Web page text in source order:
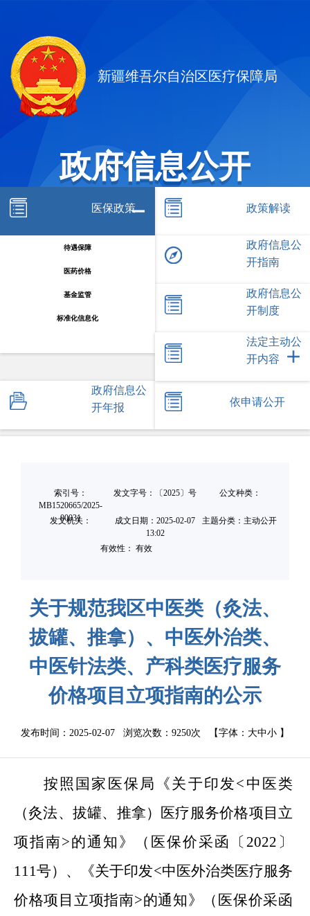
新疆维吾尔自治区医疗保障局
政府信息公开
医保政策
待遇保障
医药价格
基金监管
标准化信息化
政策解读
政府信息公
开指南
政府信息公
开制度
法定主动公
开内容
政府信息公
开年报
依申请公开
索引号：
MB1520665/2025-
00031
发文字号：〔2025〕号 公文种类：
发文机关： 成文日期： 2025-02-07
13:02
主题分类：主动公开
有效性： 有效
关于规范我区中医类（灸法、
拔罐、推拿）、中医外治类、
中医针法类、产科类医疗服务
价格项目立项指南的公示
发布时间：2025-02-07 浏览次数： 9250次 【字体： 大中小 】
按照国家医保局《关于印发<中医类
（灸法、拔罐、推拿）医疗服务价格项目立
项指南>的通知》（医保价采函〔2022〕
111号）、《关于印发<中医外治类医疗服务
价格项目立项指南>的通知》（医保价采函